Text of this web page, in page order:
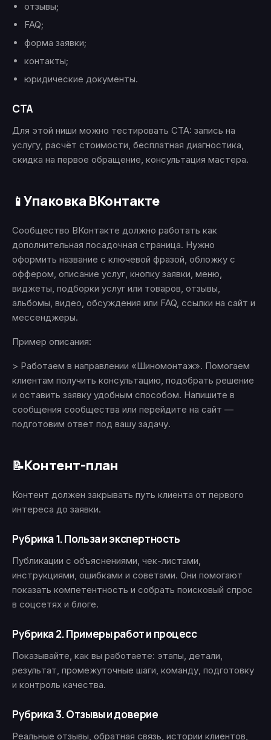
отзывы;
FAQ;
форма заявки;
контакты;
юридические документы.
CTA
Для этой ниши можно тестировать CTA: запись на
услугу, расчёт стоимости, бесплатная диагностика,
скидка на первое обращение, консультация мастера.
📱Упаковка ВКонтакте
Сообщество ВКонтакте должно работать как
дополнительная посадочная страница. Нужно
оформить название с ключевой фразой, обложку с
оффером, описание услуг, кнопку заявки, меню,
виджеты, подборки услуг или товаров, отзывы,
альбомы, видео, обсуждения или FAQ, ссылки на сайт и
мессенджеры.
Пример описания:
> Работаем в направлении «Шиномонтаж». Помогаем
клиентам получить консультацию, подобрать решение
и оставить заявку удобным способом. Напишите в
сообщения сообщества или перейдите на сайт —
подготовим ответ под вашу задачу.
📝Контент-план
Контент должен закрывать путь клиента от первого
интереса до заявки.
Рубрика 1. Польза и экспертность
Публикации с объяснениями, чек-листами,
инструкциями, ошибками и советами. Они помогают
показать компетентность и собрать поисковый спрос
в соцсетях и блоге.
Рубрика 2. Примеры работ и процесс
Показывайте, как вы работаете: этапы, детали,
результат, промежуточные шаги, команду, подготовку
и контроль качества.
Рубрика 3. Отзывы и доверие
Реальные отзывы, обратная связь, истории клиентов,